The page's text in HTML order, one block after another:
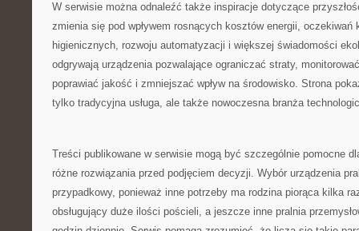
W serwisie można odnaleźć także inspiracje dotyczące
zmienia się pod wpływem rosnących kosztów energii, oczekiwań
higienicznych, rozwoju automatyzacji i większej świadomości
odgrywają urządzenia pozwalające ograniczać straty,
poprawiać jakość i zmniejszać wpływ na środowisko. Strona
tylko tradycyjna usługa, ale także nowoczesna branża
Treści publikowane w serwisie mogą być szczególnie pomocne
różne rozwiązania przed podjęciem decyzji. Wybór urządzenia
przypadkowy, ponieważ inne potrzeby ma rodzina piorąca kilka
obsługujący duże ilości pościeli, a jeszcze inne pralnia